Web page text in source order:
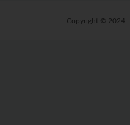
Copyright © 2024